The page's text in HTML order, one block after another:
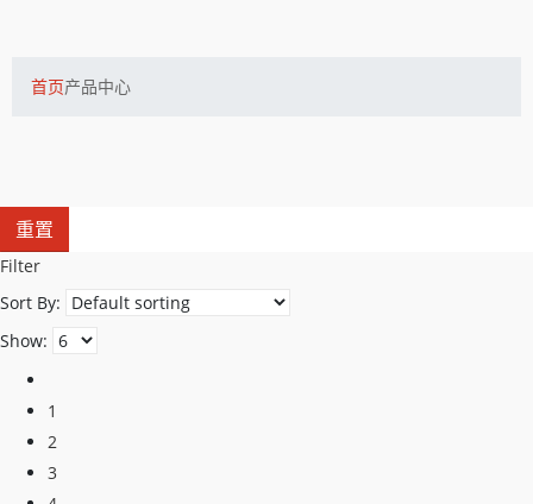
首页产品中心
重置
Filter
Sort By:
Show:
1
2
3